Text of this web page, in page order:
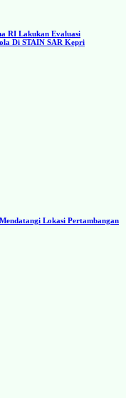
RI Lakukan Evaluasi
Di STAIN SAR Kepri
Lokasi Pertambangan